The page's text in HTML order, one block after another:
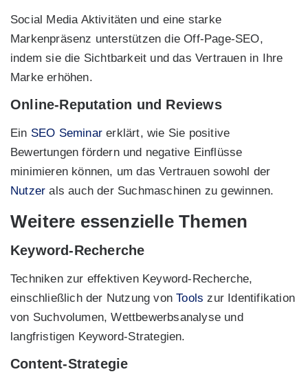
Social Media Aktivitäten und eine starke
Markenpräsenz unterstützen die Off-Page-SEO,
indem sie die Sichtbarkeit und das Vertrauen in Ihre
Marke erhöhen.
Online-Reputation und Reviews
Ein SEO Seminar erklärt, wie Sie positive
Bewertungen fördern und negative Einflüsse
minimieren können, um das Vertrauen sowohl der
Nutzer als auch der Suchmaschinen zu gewinnen.
Weitere essenzielle Themen
Keyword-Recherche
Techniken zur effektiven Keyword-Recherche,
einschließlich der Nutzung vonTools zur Identifikation
von Suchvolumen, Wettbewerbsanalyse und
langfristigen Keyword-Strategien.
Content-Strategie